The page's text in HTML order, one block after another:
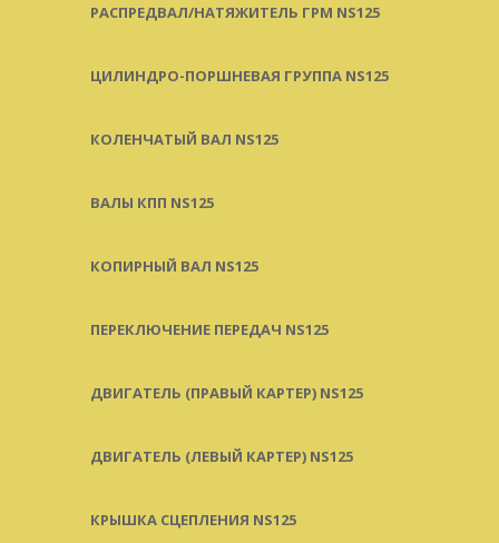
РАСПРЕДВАЛ/НАТЯЖИТЕЛЬ ГРМ NS125
ЦИЛИНДРО-ПОРШНЕВАЯ ГРУППА NS125
КОЛЕНЧАТЫЙ ВАЛ NS125
ВАЛЫ КПП NS125
КОПИРНЫЙ ВАЛ NS125
ПЕРЕКЛЮЧЕНИЕ ПЕРЕДАЧ NS125
ДВИГАТЕЛЬ (ПРАВЫЙ КАРТЕР) NS125
ДВИГАТЕЛЬ (ЛЕВЫЙ КАРТЕР) NS125
КРЫШКА СЦЕПЛЕНИЯ NS125